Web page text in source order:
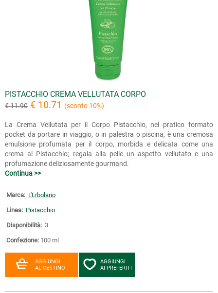
PISTACCHIO CREMA VELLUTATA CORPO
€ 11.90 € 10.71 (sconto 10%)
La Crema Vellutata per il Corpo Pistacchio, nel pratico formato
pocket da portare in viaggio, o in palestra o piscina, è una cremosa
emulsione profumata per il corpo, morbida e delicata come una
crema al Pistacchio; regala alla pelle un aspetto vellutato e una
profumazione deliziosamente gourmand.
Continua >>
Marca: L'Erbolario
Linea: Pistacchio
Disponibilità: 3
Confezione: 100 ml
AGGIUNGI
AL CESTINO
AGGIUNGI
AI PREFERITI